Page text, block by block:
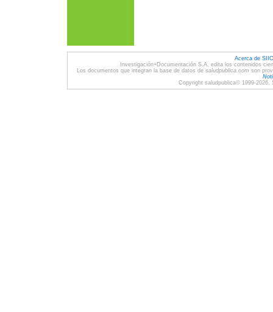
Acerca de
Investigación+Documentación S.A. edita los contenidos
Los documentos que integran la base de datos de saludpublica.com son
Copyright saludpublica© 1999-